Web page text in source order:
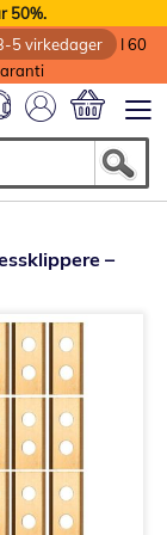
50%.
5 virkedager
I 60
–